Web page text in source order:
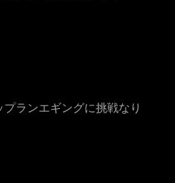
ランエギングに挑戦なり